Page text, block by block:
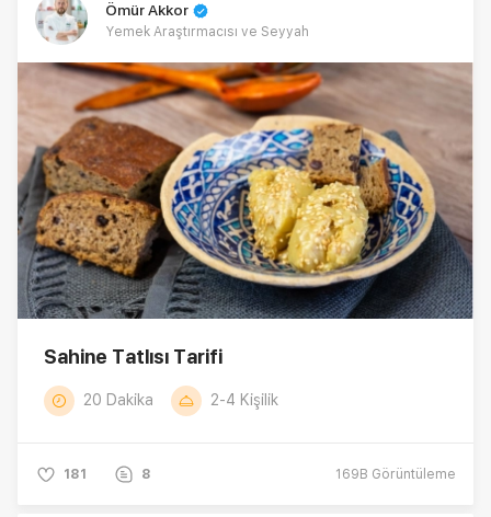
Ömür Akkor
Yemek Araştırmacısı ve Seyyah
Sahine Tatlısı Tarifi
20 Dakika 2-4 Kişilik
181 8 169B Görüntüleme